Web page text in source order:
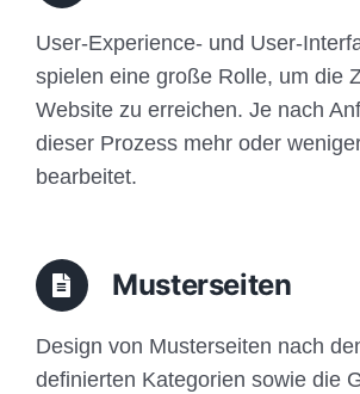
User-Experience- und User-
spielen eine große Rolle, um die
Website zu erreichen. Je nach
dieser Prozess mehr oder
bearbeitet.
Musterseiten
Design von Musterseiten nach
definierten Kategorien sowie die